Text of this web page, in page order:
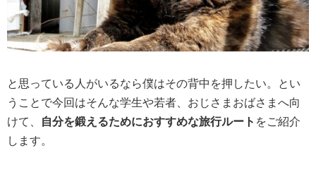
と思っている人がいるなら僕はその背中を押したい。とい
うことで今回はそんな学生や若者、おじさまおばさまへ向
けて、
自分を鍛えるためにおすすめな旅行ルート をご紹介
します。